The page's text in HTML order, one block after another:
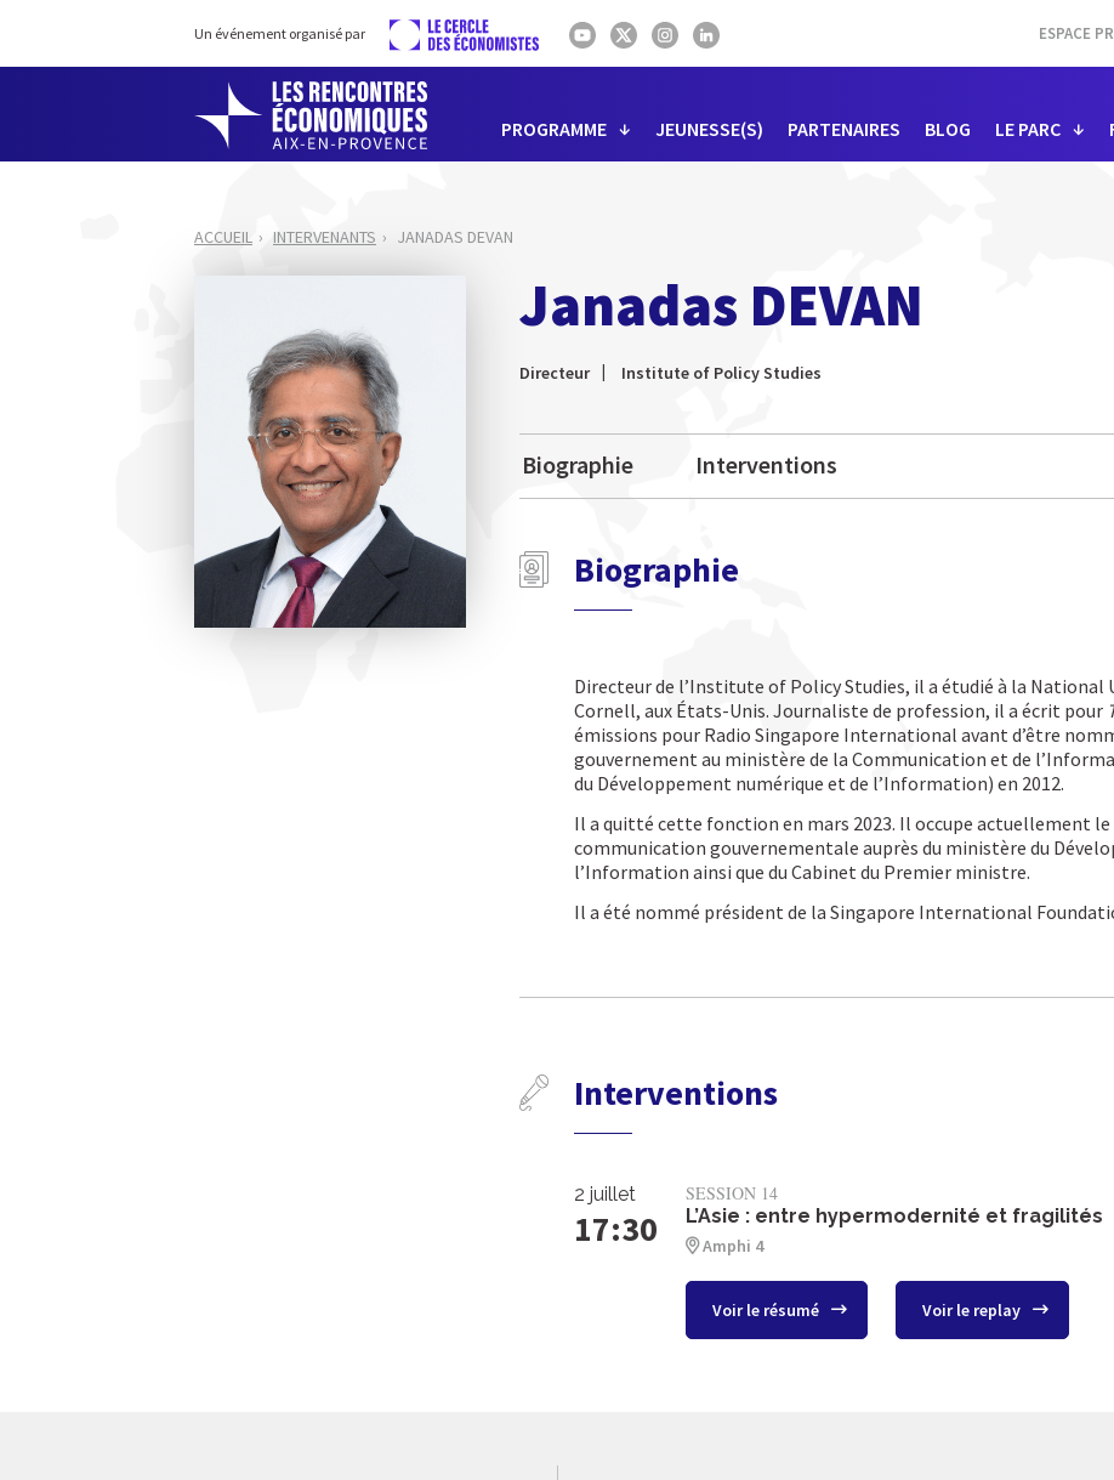
Un événement organisé par ESPACE
PROGRAMME JEUNESSE(S) PARTENAIRES BLOG LE PARC
ACCUEIL INTERVENANTS JANADAS DEVAN
Janadas DEVAN
Directeur Institute of Policy Studies
Biographie Interventions
Biographie
Directeur de l’Institute of Policy Studies, il a étudié à la National
Cornell, aux États-Unis. Journaliste de profession, il a écrit pour
émissions pour Radio Singapore International avant d’être
gouvernement au ministère de la Communication et de
du Développement numérique et de l’Information) en 2012.
Il a quitté cette fonction en mars 2023. Il occupe actuellement
communication gouvernementale auprès du ministère du
l’Information ainsi que du Cabinet du Premier ministre.
Il a été nommé président de la Singapore International
Interventions
2 juillet
17:30
SESSION 14
L’Asie : entre hypermodernité et fragilités
Amphi 4
Voir le résumé Voir le replay